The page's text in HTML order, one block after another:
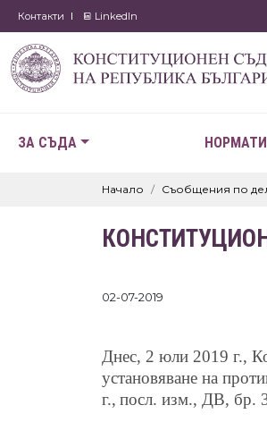
Контакти LinkedIn
ЗА СЪДА
Начало Съобщения по
02-07-2019
Днес, 2 юли 2019 г.,
установяване на
г., посл. изм., ДВ, бр.